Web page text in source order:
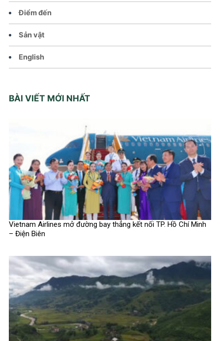
Điểm đến
Sản vật
English
BÀI VIẾT MỚI NHẤT
Vietnam Airlines mở đường bay thẳng kết nối TP. Hồ Chí Minh
– Điện Biên